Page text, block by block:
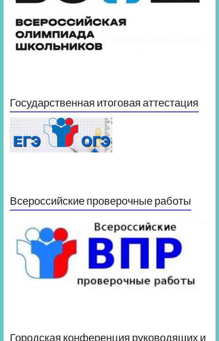
Государственная итоговая аттестация
Всероссийские проверочные работы
Городская конференция руководящих и